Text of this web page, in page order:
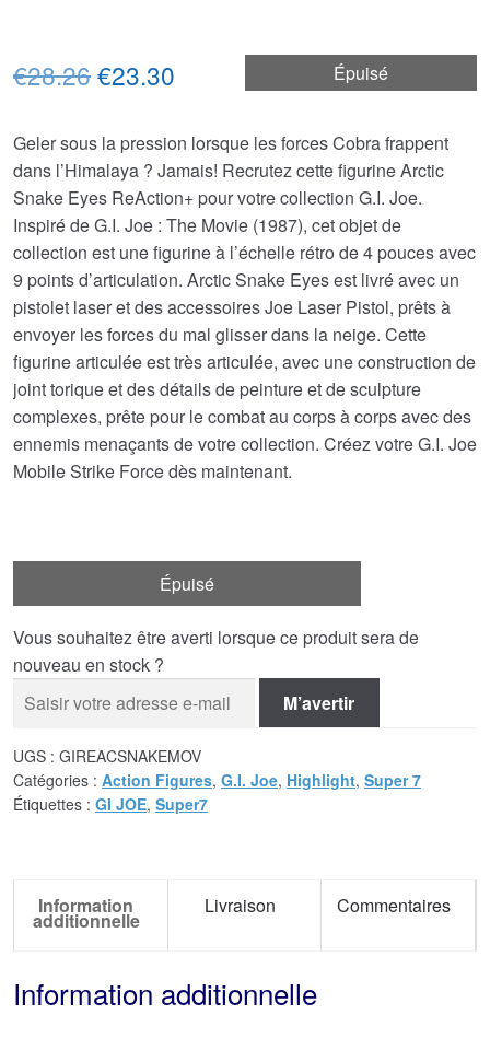
Épuisé
€28.26Le
initial
était :
€28.26.
€23.30
actuel
est :
€23.30.
Geler sous la pression lorsque les forces Cobra frappent
dans l’Himalaya ? Jamais! Recrutez cette figurine Arctic
Snake Eyes ReAction+ pour votre collection G.I. Joe.
Inspiré de G.I. Joe : The Movie (1987), cet objet de
collection est une figurine à l’échelle rétro de 4 pouces avec
9 points d’articulation. Arctic Snake Eyes est livré avec un
pistolet laser et des accessoires Joe Laser Pistol, prêts à
envoyer les forces du mal glisser dans la neige. Cette
figurine articulée est très articulée, avec une construction de
joint torique et des détails de peinture et de sculpture
complexes, prête pour le combat au corps à corps avec des
ennemis menaçants de votre collection. Créez votre G.I. Joe
Mobile Strike Force dès maintenant.
Épuisé
Vous souhaitez être averti lorsque ce produit sera de
nouveau en stock ?
M’avertir
UGS : GIREACSNAKEMOV
Catégories : Action Figures, G.I. Joe, Highlight, Super 7
Étiquettes : GI JOE, Super7
Information
additionnelle
Livraison Commentaires
Information additionnelle